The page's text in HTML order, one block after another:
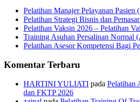
Pelatihan Manajer Pelayanan Pasien
Pelatihan Strategi Bisnis dan
Pelatihan Vaksin 2026 – Pelatihan
Training Asuhan Persalinan Normal
Pelatihan Asesor Kompetensi Bagi
Komentar Terbaru
HARTINI YULIATI pada Pelatihan
dan FKTP 2026